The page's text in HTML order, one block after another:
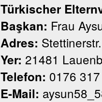
Türkischer
Başkan: Frau
Adres:
Yer: 21481
Telefon: 0176
E-Mail: